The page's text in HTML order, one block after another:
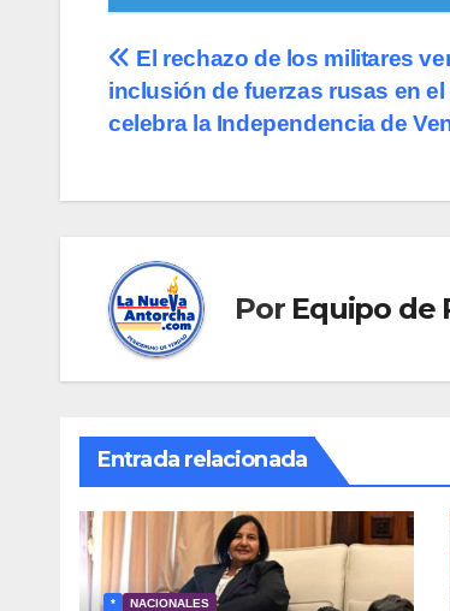
Navegación
de
El rechazo de los militares
inclusión de fuerzas rusas en
celebra la Independencia de
Por Equipo de
Entrada relacionada
* NACIONALES